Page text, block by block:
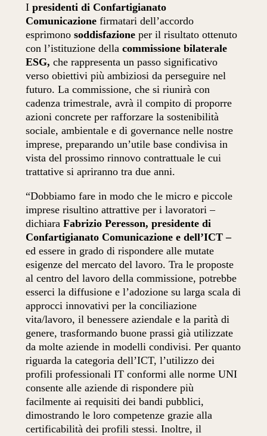
Ipresidenti di Confartigianato
Comunicazione firmatari dell’accordo
esprimonosoddisfazione per il risultato ottenuto
con l’istituzione dellacommissione bilaterale
ESG, che rappresenta un passo significativo
verso obiettivi più ambiziosi da perseguire nel
futuro. La commissione, che si riunirà con
cadenza trimestrale, avrà il compito di proporre
azioni concrete per rafforzare la sostenibilità
sociale, ambientale e di governance nelle nostre
imprese, preparando un’utile base condivisa in
vista del prossimo rinnovo contrattualele cui
trattative si apriranno tra due anni.
“Dobbiamo fare in modo che le micro e piccole
imprese risultino attrattive per i lavoratori –
dichiaraFabrizio Peresson, presidente di
Confartigianato Comunicazione e dell’ICT –
ed essere in grado di rispondere alle mutate
esigenze del mercato del lavoro. Tra le proposte
al centro del lavoro della commissione, potrebbe
esserci la diffusione e l’adozione su larga scala di
approcci innovativi per la conciliazione
vita/lavoro,il benessere aziendale e la parità di
genere,trasformando buone prassi già utilizzate
da molte aziende in modelli condivisi. Per quanto
riguarda la categoria dell’ICT, l’utilizzo dei
profili professionali IT conformi alle norme UNI
consente alle aziende di rispondere più
facilmente ai requisiti dei bandi pubblici,
dimostrando le loro competenze grazie alla
certificabilità dei profili stessi. Inoltre, il